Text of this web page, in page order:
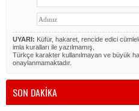
UYARI: Küfür, hakaret, rencide edici
imla kuralları ile yazılmamış,
Türkçe karakter kullanılmayan ve büyük
onaylanmamaktadır.
SON DAKİKA